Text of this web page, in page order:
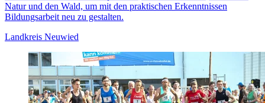
Natur und den Wald, um mit den praktischen Erkenntnissen
Bildungsarbeit neu zu gestalten.
Landkreis Neuwied